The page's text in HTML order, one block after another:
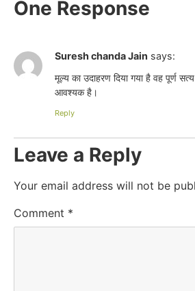
One Response
Suresh chanda Jain says:
मूल्य का उदाहरण दिया गया है वह पूर्ण
आवश्यक है।
Reply
Leave a Reply
Your email address will not be
Comment *